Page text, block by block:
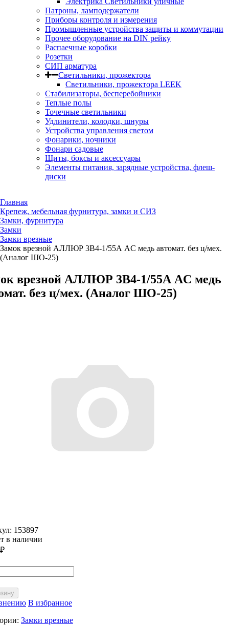
Патроны, ламподержатели
Приборы контроля и измерения
Промышленные устройства защиты и коммутации
Прочее оборудование на DIN рейку
Распаечные коробки
Розетки
СИП арматура
Светильники, прожектора
Светильники, прожектора LEEK
Стабилизаторы, бесперебойники
Теплые полы
Точечные светильники
Удлинители, колодки, шнуры
Устройства управления светом
Фонарики, ночники
Фонари садовые
Щиты, боксы и аксессуары
Элементы питания, зарядные устройства, флеш-
диски
Главная
Крепеж, мебельная фурнитура, замки и СИЗ
Замки, фурнитура
Замки
Замки врезные
Замок врезной АЛЛЮР 3В4-1/55А AC медь автомат. без ц/мех.
(Аналог ШО-25)
врезной АЛЛЮР 3В4-1/55А AC медь
без ц/мех. (Аналог ШО-25)
153897
в наличии
₽
В избранное
Замки врезные